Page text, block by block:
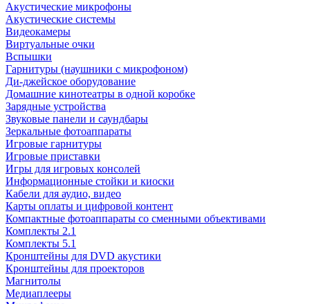
Акустические микрофоны
Акустические системы
Видеокамеры
Виртуальные очки
Вспышки
Гарнитуры (наушники с микрофоном)
Ди-джейское оборудование
Домашние кинотеатры в одной коробке
Зарядные устройства
Звуковые панели и саундбары
Зеркальные фотоаппараты
Игровые гарнитуры
Игровые приставки
Игры для игровых консолей
Информационные стойки и киоски
Кабели для аудио, видео
Карты оплаты и цифровой контент
Компактные фотоаппараты со сменными объективами
Комплекты 2.1
Комплекты 5.1
Кронштейны для DVD акустики
Кронштейны для проекторов
Магнитолы
Медиаплееры